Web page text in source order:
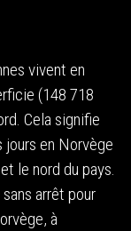
vivent en
(148 718
Cela signifie
jours en Norvège
le nord du pays.
arrêt pour
à